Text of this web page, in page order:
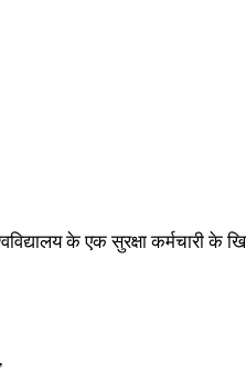
के एक सुरक्षा कर्मचारी के